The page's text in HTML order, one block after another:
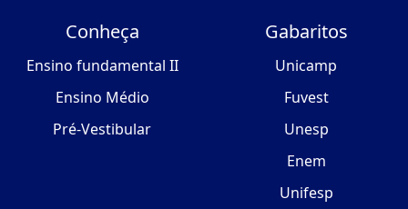
Conheça
Ensino fundamental II
Ensino Médio
Pré-Vestibular
Gabaritos
Unicamp
Fuvest
Unesp
Enem
Unifesp